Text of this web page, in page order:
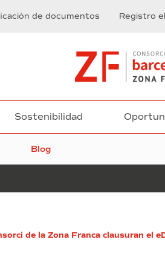
de documentos Registro
Sostenibilidad
Blog
de la Zona Franca clausuran el